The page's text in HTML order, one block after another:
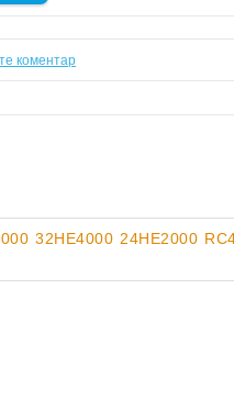
коментар
32HE4000 24HE2000